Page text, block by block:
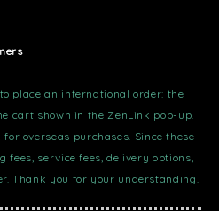
place an international order: the
cart shown in the ZenLink pop-up.
overseas purchases. Since these
fees, service fees, delivery options,
Thank you for your understanding.